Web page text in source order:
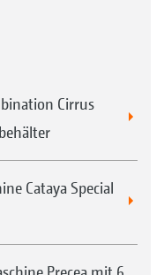
Cirrus
Cataya Special